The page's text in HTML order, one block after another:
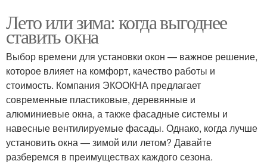
Лето или зима: когда выгоднее
ставить окна
Выбор времени для установки окон — важное решение,
которое влияет на комфорт, качество работы и
стоимость. Компания ЭКООКНА предлагает
современные пластиковые, деревянные и
алюминиевые окна, а также фасадные системы и
навесные вентилируемые фасады. Однако, когда лучше
установить окна — зимой или летом? Давайте
разберемся в преимуществах каждого сезона.